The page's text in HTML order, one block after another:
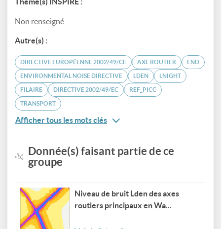
Non renseigné
Autre(s) :
DIRECTIVE EUROPÉENNE 2002/49/CE AXE ROUTIER END
ENVIRONMENTAL NOISE DIRECTIVE LDEN LNIGHT
FILAIRE DIRECTIVE 2002/49/EC REF_PICC
TRANSPORT
Afficher tous les mots clés
Donnée(s) faisant partie de ce
groupe
Niveau de bruit Lden des axes
routiers principaux en Wa...